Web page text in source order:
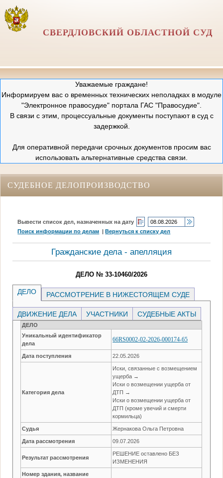
СВЕРДЛОВСКИЙ ОБЛАСТНОЙ СУД
Уважаемые граждане!
Информируем вас о временных технических неполадках в модуле
"Электронное правосудие" портала ГАС "Правосудие".
В связи с этим, процессуальные документы поступают в суд с
задержкой.
Для оперативной передачи срочных документов просим вас
использовать альтернативные средства связи.
СУДЕБНОЕ ДЕЛОПРОИЗВОДСТВО
Вывести список дел, назначенных на дату
Поиск информации по делам |Вернуться к списку дел
Гражданские дела - апелляция
ДЕЛО № 33-10460/2026
ДЕЛО РАССМОТРЕНИЕ В НИЖЕСТОЯЩЕМ СУДЕ
ДВИЖЕНИЕ ДЕЛА УЧАСТНИКИ СУДЕБНЫЕ АКТЫ
ДЕЛО
Уникальный идентификатор
дела
66RS0002-02-2026-000174-65
Дата поступления 22.05.2026
Категория дела
Иски, связанные с возмещением
ущерба →
Иски о возмещении ущерба от
ДТП →
Иски о возмещении ущерба от
ДТП (кроме увечий и смерти
кормильца)
Судья Жернакова Ольга Петровна
Дата рассмотрения 09.07.2026
Результат рассмотрения
РЕШЕНИЕ оставлено БЕЗ
ИЗМЕНЕНИЯ
Номер здания, название